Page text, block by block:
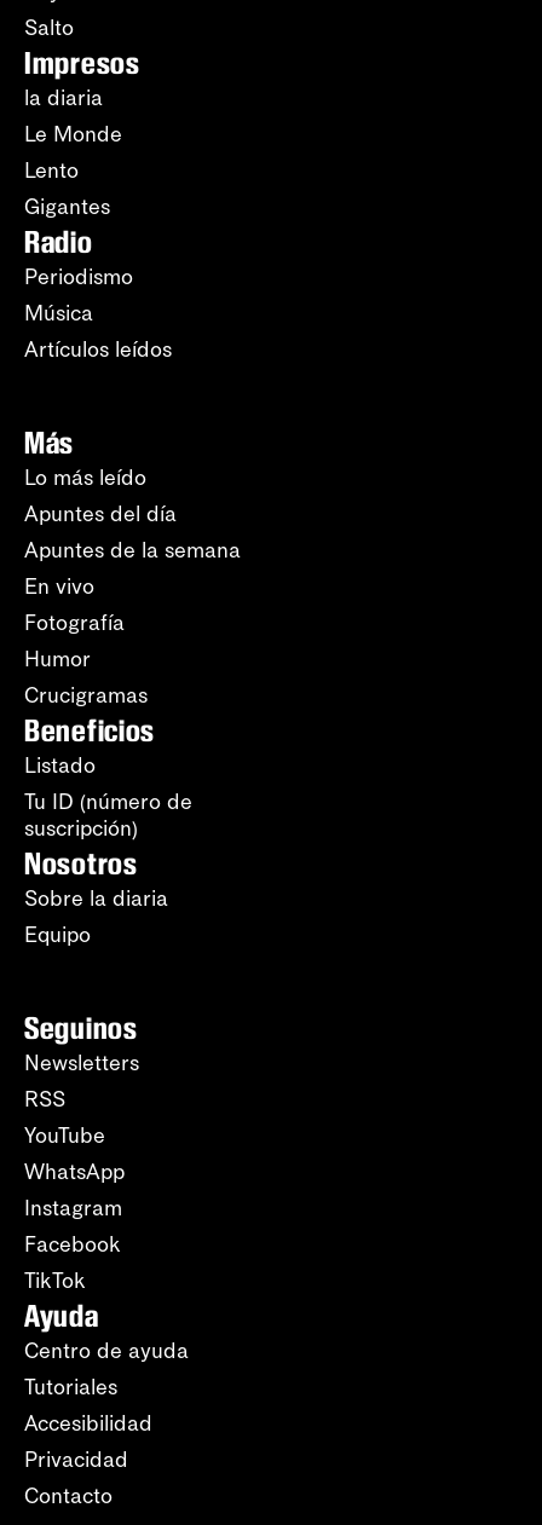
Salto
Impresos
la diaria
Le Monde
Lento
Gigantes
Radio
Periodismo
Música
Artículos leídos
Más
Lo más leído
Apuntes del día
Apuntes de la semana
En vivo
Fotografía
Humor
Crucigramas
Beneficios
Listado
Tu ID (número de
suscripción)
Nosotros
Sobre la diaria
Equipo
Seguinos
Newsletters
RSS
YouTube
WhatsApp
Instagram
Facebook
TikTok
Ayuda
Centro de ayuda
Tutoriales
Accesibilidad
Privacidad
Contacto